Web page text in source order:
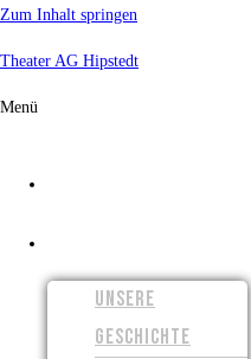
Zum Inhalt springen
Theater AG Hipstedt
Menü
UNSERE
GESCHICHTE